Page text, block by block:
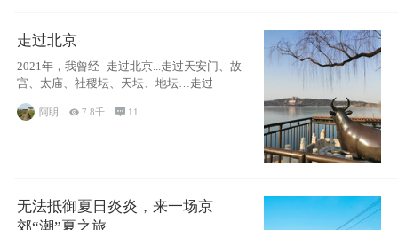
走过北京
2021年，我曾经--走过北京...走过天安门、故
宫、太庙、社稷坛、天坛、地坛…走过
阿眀 7.8千  11
无法抵御夏日炎炎，来一场京